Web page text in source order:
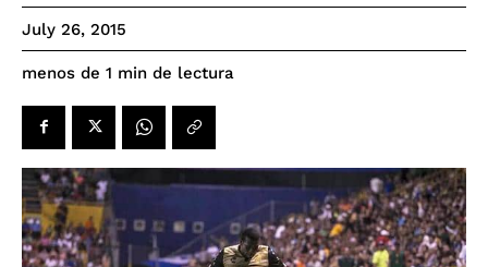
July 26, 2015
menos de 1 min de lectura